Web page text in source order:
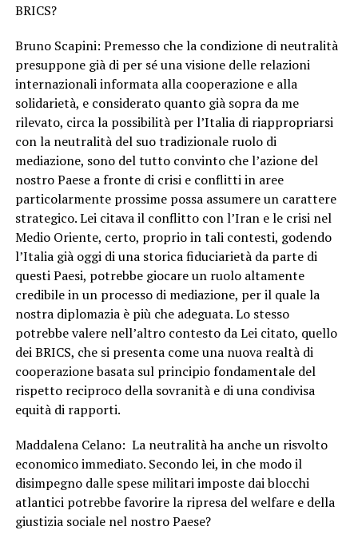
BRICS?
Bruno Scapini: Premesso che la condizione di neutralità
presuppone già di per sé una visione delle relazioni
internazionali informata alla cooperazione e alla
solidarietà, e considerato quanto già sopra da me
rilevato, circa la possibilità per l’Italia di riappropriarsi
con la neutralità del suo tradizionale ruolo di
mediazione, sono del tutto convinto che l’azione del
nostro Paese a fronte di crisi e conflitti in aree
particolarmente prossime possa assumere un carattere
strategico. Lei citava il conflitto con l’Iran e le crisi nel
Medio Oriente, certo, proprio in tali contesti, godendo
l’Italia già oggi di una storica fiduciarietà da parte di
questi Paesi, potrebbe giocare un ruolo altamente
credibile in un processo di mediazione, per il quale la
nostra diplomazia è più che adeguata. Lo stesso
potrebbe valere nell’altro contesto da Lei citato, quello
dei BRICS, che si presenta come una nuova realtà di
cooperazione basata sul principio fondamentale del
rispetto reciproco della sovranità e di una condivisa
equità di rapporti.
Maddalena Celano: La neutralità ha anche un risvolto
economico immediato. Secondo lei, in che modo il
disimpegno dalle spese militari imposte dai blocchi
atlantici potrebbe favorire la ripresa del welfare e della
giustizia sociale nel nostro Paese?